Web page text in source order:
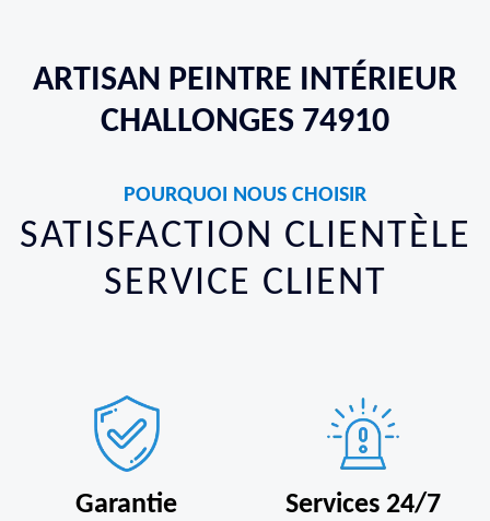
ARTISAN PEINTRE INTÉRIEUR
CHALLONGES 74910
POURQUOI NOUS CHOISIR
SATISFACTION CLIENTÈLE
SERVICE CLIENT
Garantie
Services 24/7